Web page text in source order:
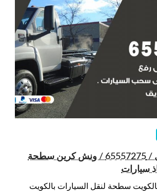
ونش الفحيحيل / 65557275 / ونش كرين سطحة
سيارات
سطحة لنقل السيارات بالكويت